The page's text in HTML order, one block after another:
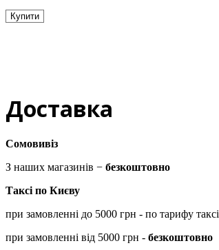
Купити
Доставка
Сомовивіз
З наших магазинів − безкоштовно
Таксі по Києву
при замовленні до 5000 грн - по тарифу таксі
при замовленні від 5000 грн - безкоштовно